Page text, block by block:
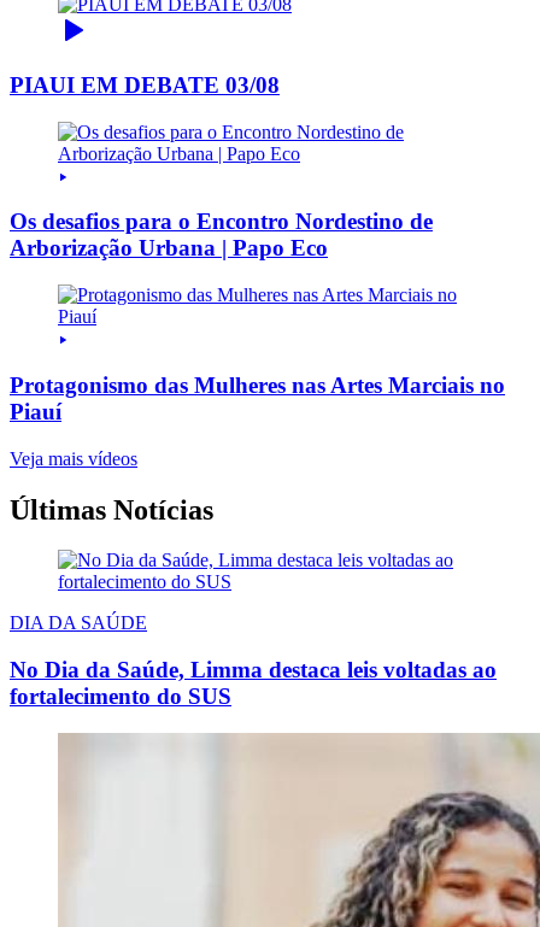
PIAUI EM DEBATE 03/08
Os desafios para o Encontro Nordestino de
Arborização Urbana | Papo Eco
Protagonismo das Mulheres nas Artes Marciais no
Piauí
Veja mais vídeos
Últimas Notícias
DIA DA SAÚDE
No Dia da Saúde, Limma destaca leis voltadas ao
fortalecimento do SUS